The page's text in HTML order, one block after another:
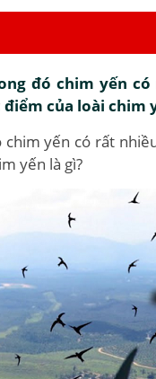
đó chim yến
của loài chim
yến có rất
yến là gì?